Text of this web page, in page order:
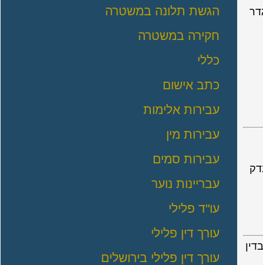
הגשת תלונה במשטרה
חקירה במשטרה
כללי
כתב אישום
עבירות אלימות
עבירות מין
עבירות סמים
עבריינות נוער
עו"ד פלילי
עורך דין פלילי
עורך דין פלילי בירושלים